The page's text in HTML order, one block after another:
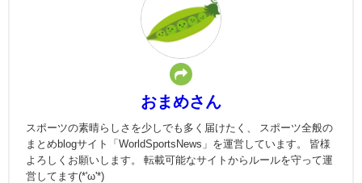
おまめさん
スポーツの素晴らしさを少しでも多く届けたく、 スポーツ全般の
まとめblogサイト「WorldSportsNews」を運営しています。 皆様
よろしくお願いします。 転載可能なサイトからルールを守って運
営してます(*'ω'*)